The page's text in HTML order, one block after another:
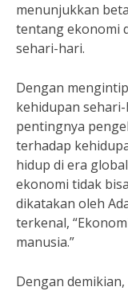
menunjukkan
tentang ekonomi
sehari-hari.
Dengan
kehidupan
pentingnya
terhadap
hidup di era
ekonomi tidak
dikatakan oleh
terkenal,
manusia.”
Dengan